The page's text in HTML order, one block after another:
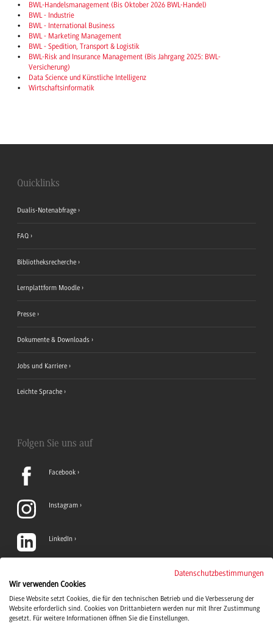
BWL-Handelsmanagement (Bis Oktober 2026 BWL-Handel)
BWL - Industrie
BWL - International Business
BWL - Marketing Management
BWL - Spedition, Transport & Logistik
BWL-Risk and Insurance Management (Bis Jahrgang 2025: BWL-
Versicherung)
Data Science und Künstliche Intelligenz
Wirtschaftsinformatik
Quicklinks
Dualis-Notenabfrage
FAQ
Bibliotheksrecherche
Lernplattform Moodle
Presse
Dokumente & Downloads
Jobs und Karriere
Leichte Sprache
Folgen Sie uns auf
Facebook
Instagram
LinkedIn
YouTube
Datenschutzbestimmungen
Wir verwenden Cookies
Diese Website setzt Cookies, die für den technischen Betrieb und die Verbesserung der
Website erforderlich sind. Cookies von Drittanbietern werden nur mit Ihrer Zustimmung
gesetzt. Für weitere Informationen öffnen Sie die Einstellungen.